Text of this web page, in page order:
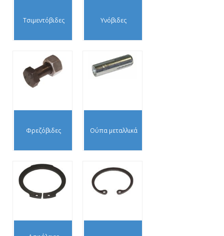
Τσιμεντόβιδες Υνόβιδες
Φρεζόβιδες Ούπα μεταλλικά